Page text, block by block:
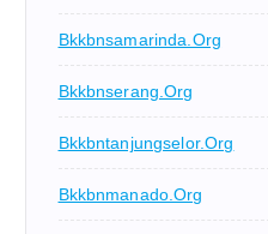
Bkkbnsamarinda.org
Bkkbnserang.org
Bkkbntanjungselor.org
Bkkbnmanado.org